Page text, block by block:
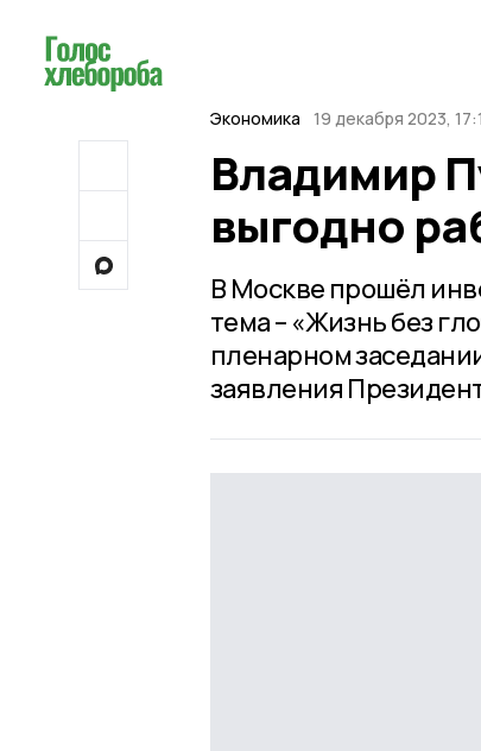
Экономика 19 декабря 2023,
Владимир
выгодно
В Москве прошёл
тема – «Жизнь без
пленарном
заявления